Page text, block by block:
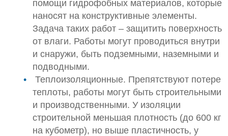
помощи гидрофобных материалов, которые
наносят на конструктивные элементы.
Задача таких работ – защитить поверхность
от влаги. Работы могут проводиться внутри
и снаружи, быть подземными, наземными и
подводными.
Теплоизоляционные. Препятствуют потере
теплоты, работы могут быть строительными
и производственными. У изоляции
строительной меньшая плотность (до 600 кг
на кубометр), но выше пластичность, у